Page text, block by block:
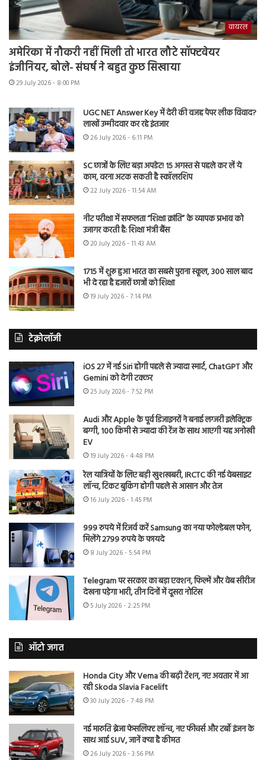
वायरल
अमेरिका में नौकरी नहीं मिली तो भारत लौटे सॉफ्टवेयर
इंजीनियर, बोले- संघर्ष ने बहुत कुछ सिखाया
29 July 2026 - 8:00 PM
UGC NET Answer Key में देरी की वजह पेपर लीक विवाद?
लाखों उम्मीदवार कर रहे इंतजार
26 July 2026 - 6:11 PM
SC छात्रों के लिए बड़ा अपडेट! 15 अगस्त से पहले कर लें ये
काम, वरना अटक सकती है स्कॉलरशिप
22 July 2026 - 11:54 AM
नीट परीक्षा में सफलता “शिक्षा क्रांति” के व्यापक प्रभाव को
उजागर करती है: शिक्षा मंत्री बैंस
20 July 2026 - 11:43 AM
1715 में शुरू हुआ भारत का सबसे पुराना स्कूल, 300 साल बाद
भी दे रहा है हजारों छात्रों को शिक्षा
19 July 2026 - 7:14 PM
टेक्नोलॉजी
iOS 27 में नई Siri होगी पहले से ज्यादा स्मार्ट, ChatGPT और
Gemini को देगी टक्कर
25 July 2026 - 7:52 PM
Audi और Apple के पूर्व डिजाइनरों ने बनाई लग्जरी इलेक्ट्रिक
बग्गी, 100 किमी से ज्यादा की रेंज के साथ आएगी यह अनोखी
EV
19 July 2026 - 4:48 PM
रेल यात्रियों के लिए बड़ी खुशखबरी, IRCTC की नई वेबसाइट
लॉन्च, टिकट बुकिंग होगी पहले से आसान और तेज
16 July 2026 - 1:45 PM
999 रुपये में रिजर्व करें Samsung का नया फोल्डेबल फोन,
मिलेंगे 2799 रुपये के फायदे
8 July 2026 - 5:54 PM
Telegram पर सरकार का बड़ा एक्शन, फिल्में और वेब सीरीज
देखना पड़ेगा भारी, तीन दिनों में दूसरा नोटिस
5 July 2026 - 2:25 PM
ऑटो जगत
Honda City और Verna की बढ़ी टेंशन, नए अवतार में आ
रही Skoda Slavia Facelift
30 July 2026 - 7:48 PM
नई मारुति ब्रेजा फेसलिफ्ट लॉन्च, नए फीचर्स और टर्बो इंजन के
साथ आई SUV, जानें क्या है कीमत
26 July 2026 - 3:56 PM